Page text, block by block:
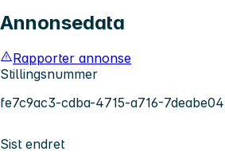
Annonsedata
Rapporter annonse
Stillingsnummer
fe7c9ac3-cdba-4715-a716-
Sist endret